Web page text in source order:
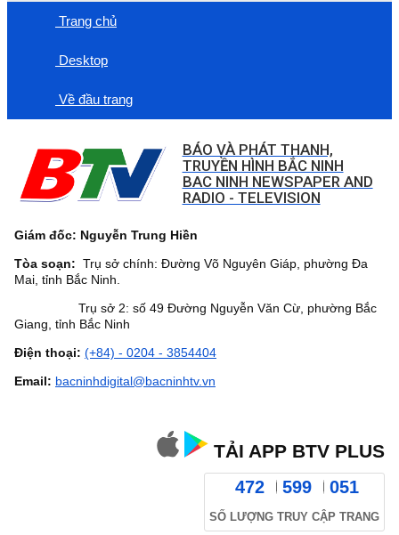
Trang chủ
Desktop
Về đầu trang
BÁO VÀ PHÁT THANH,
TRUYỀN HÌNH BẮC NINH
BAC NINH NEWSPAPER AND
RADIO - TELEVISION
Giám đốc: Nguyễn Trung Hiền
Tòa soạn: Trụ sở chính: Đường Võ Nguyên Giáp, phường Đa
Mai, tỉnh Bắc Ninh.
Trụ sở 2: số 49 Đường Nguyễn Văn Cừ, phường Bắc
Giang, tỉnh Bắc Ninh
Điện thoại: (+84) - 0204 - 3854404
Email: bacninhdigital@bacninhtv.vn
TẢI APP BTV PLUS
472 599 051
SỐ LƯỢNG TRUY CẬP TRANG